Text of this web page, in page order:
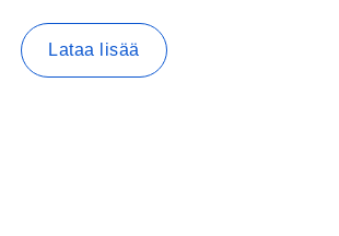
Lataa lisää